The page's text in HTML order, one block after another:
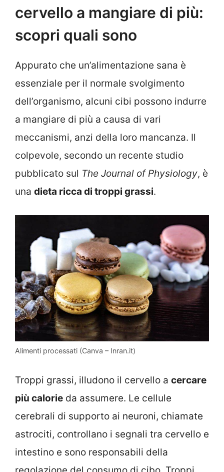
cervello a mangiare di più:
scopri quali sono
Appurato che un’alimentazione sana è
essenziale per il normale svolgimento
dell’organismo, alcuni cibi possono indurre
a mangiare di più a causa di vari
meccanismi, anzi della loro mancanza. Il
colpevole, secondo un recente studio
pubblicato sul The Journal of Physiology, è
una dieta ricca di troppi grassi.
Alimenti processati (Canva – Inran.it)
Troppi grassi, illudono il cervello a cercare
più calorie da assumere. Le cellule
cerebrali di supporto ai neuroni, chiamate
astrociti, controllano i segnali tra cervello e
intestino e sono responsabili della